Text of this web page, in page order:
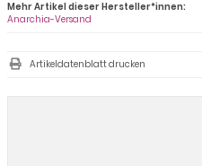
Mehr Artikel dieser Hersteller*innen:
Anarchia-Versand
Artikeldatenblatt drucken